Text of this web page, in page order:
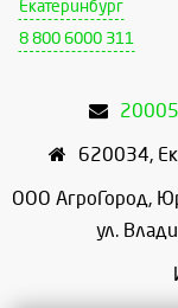
Екатеринбург
8 800 6000 311
620034,
ООО АгроГород,
ул.